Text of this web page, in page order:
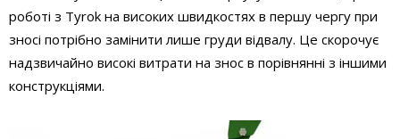
роботі з Tyrok на високих швидкостях в першу чергу при
зносі потрібно замінити лише груди відвалу. Це скорочує
надзвичайно високі витрати на знос в порівнянні з іншими
конструкціями.